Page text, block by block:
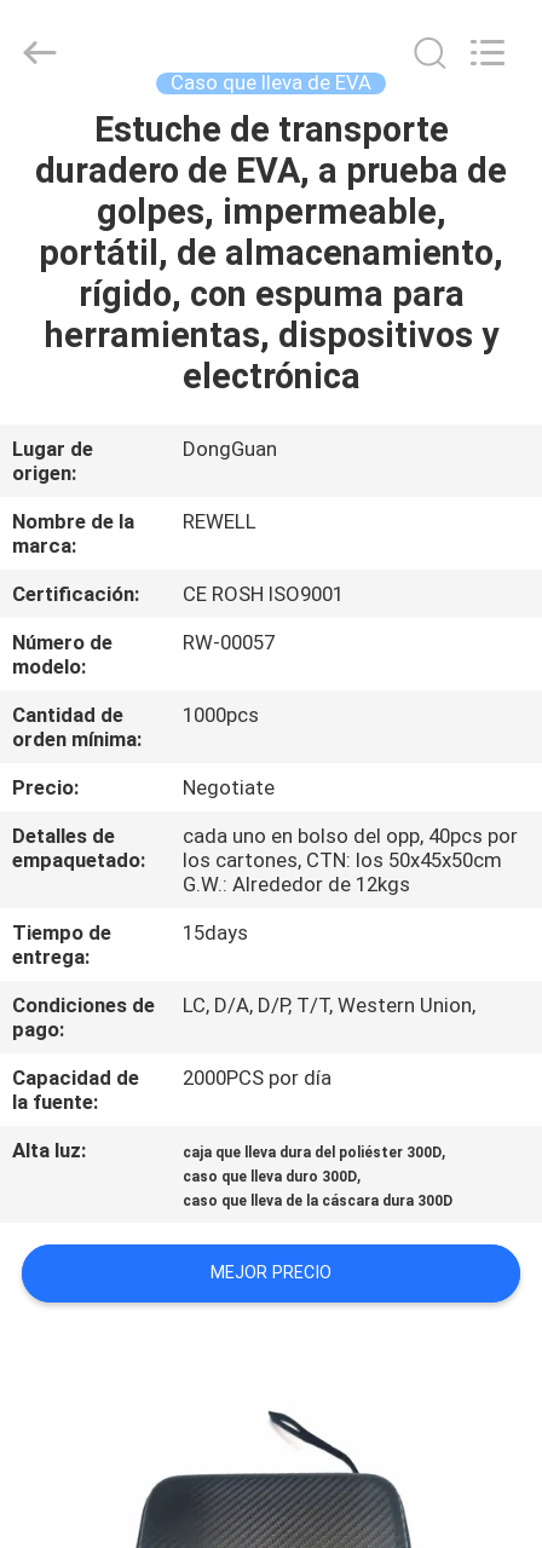
HOGAR
PRODUCTOS
SOBRE
NOSOTROS
DE
LA
FÁBRICA
CONTROL
DE
CALIDAD
DEL
SITIO
PRIVACY
POLICY
Rights
Caso que lleva de EVA
Estuche de transporte
duradero de EVA, a prueba de
golpes, impermeable,
portátil, de almacenamiento,
rígido, con espuma para
herramientas, dispositivos y
electrónica
Lugar de
origen:
DongGuan
Nombre de la
marca:
REWELL
Certificación:
CE ROSH ISO9001
Número de
modelo:
RW-00057
Cantidad de
orden mínima:
1000pcs
Precio:
Negotiate
Detalles de
empaquetado:
cada uno en bolso del opp, 40pcs por
los cartones, CTN: los 50x45x50cm
G.W.: Alrededor de 12kgs
Tiempo de
entrega:
15days
Condiciones de
pago:
LC, D/A, D/P, T/T, Western Union,
Capacidad de
la fuente:
2000PCS por día
Alta luz: caja que lleva dura del poliéster 300D,
caso que lleva duro 300D,
caso que lleva de la cáscara dura 300D
MEJOR PRECIO